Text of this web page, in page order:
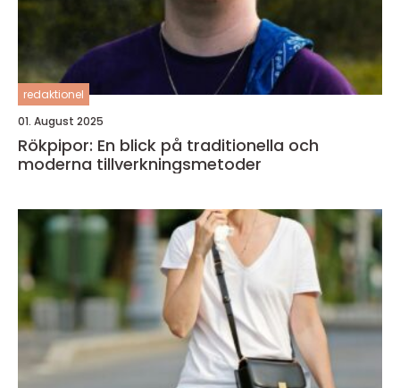
redaktionel
01. August 2025
Rökpipor: En blick på traditionella och
moderna tillverkningsmetoder